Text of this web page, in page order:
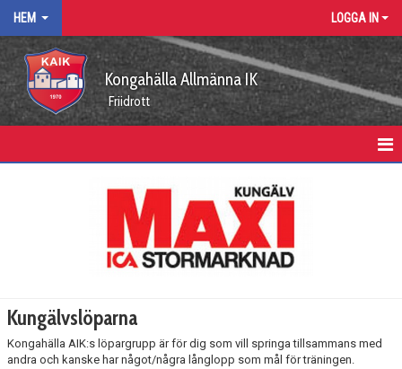
HEM LOGGA IN
Kongahälla Allmänna IK
Friidrott
VÅRA ARRANGEMANG
FUNKTIONÄRSUPPDRAG
Kungälvslöparna
Kongahälla AIK:s löpargrupp är för dig som vill springa tillsammans med
andra och kanske har något/några långlopp som mål för träningen.